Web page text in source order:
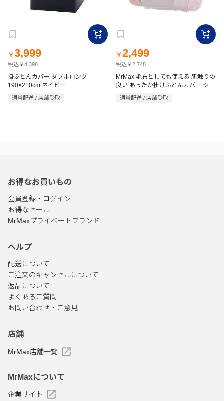
￥3,999
税込￥4,398
掛ふとんカバー ダブルロング
190×210cm ネイビー
通常配送 / 店舗受取
￥2,499
税込￥2,748
MrMax 毛布としても使える 肌触りの
良い あったか掛けふとんカバー シン
グル(150×210cm) ピンク
通常配送 / 店舗受取
お得なお買いもの
会員登録・ログイン
お得なセール
MrMaxプライベートブランド
ヘルプ
配送について
ご注文のキャンセルについて
返品について
よくあるご質問
お問い合わせ・ご意見
店舗
MrMax店舗一覧
MrMaxについて
企業サイト